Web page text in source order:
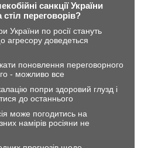
санкції України
переговорів?
України по росії стануть
агресору доведеться
поновлення переговорного
- можливо все
попри здоровий глузд і
до останнього
може погодитись на
намірів росіяни не